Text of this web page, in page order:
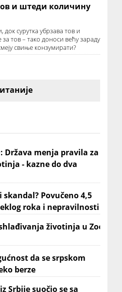
и штеди количину
сурутка убрзава тов и
тов – тако доноси већу зараду
свиње конзумирати?
Država menja pravila za
- kazne do dva
Povučeno 4,5
roka i nepravilnosti
životinja u Zoo
da se srpskom
berze
Srbije suočio se sa